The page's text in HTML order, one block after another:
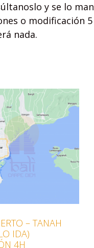
y se lo
o modificación
nada.
– TANAH
IDA)
4H